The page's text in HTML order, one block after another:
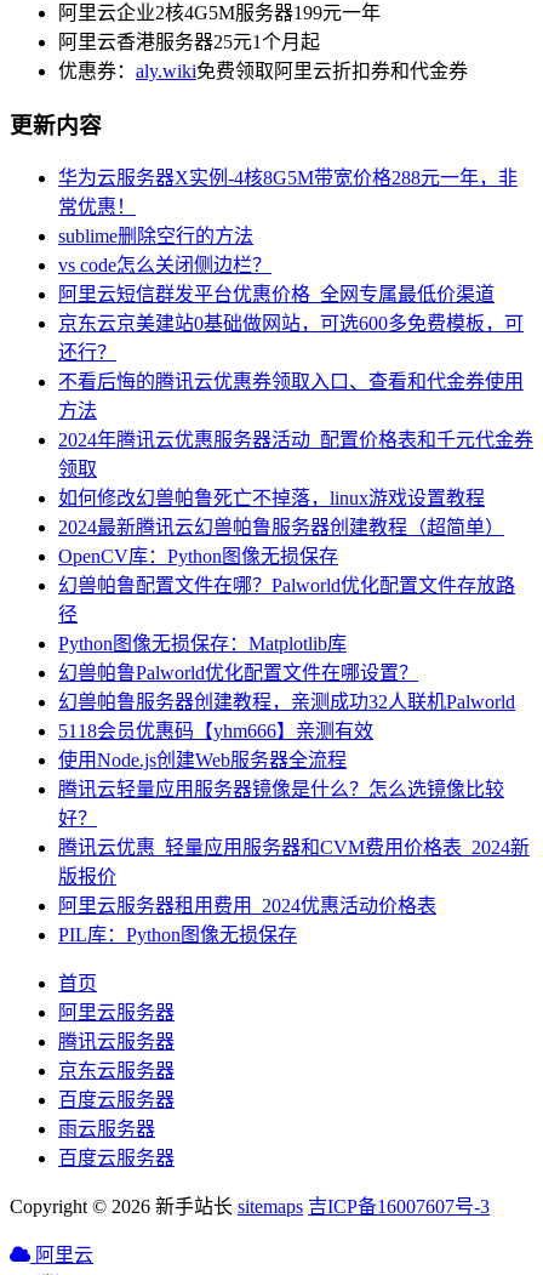
阿里云企业2核4G5M服务器199元一年
阿里云香港服务器25元1个月起
优惠券： aly.wiki免费领取阿里云折扣券和代金券
更新内容
华为云服务器X实例-4核8G5M带宽价格288元一年，非
常优惠！
sublime删除空行的方法
vs code怎么关闭侧边栏？
阿里云短信群发平台优惠价格_全网专属最低价渠道
京东云京美建站0基础做网站，可选600多免费模板，可
还行？
不看后悔的腾讯云优惠券领取入口、查看和代金券使用
方法
2024年腾讯云优惠服务器活动_配置价格表和千元代金券
领取
如何修改幻兽帕鲁死亡不掉落，linux游戏设置教程
2024最新腾讯云幻兽帕鲁服务器创建教程（超简单）
OpenCV库：Python图像无损保存
幻兽帕鲁配置文件在哪？Palworld优化配置文件存放路
径
Python图像无损保存：Matplotlib库
幻兽帕鲁Palworld优化配置文件在哪设置？
幻兽帕鲁服务器创建教程，亲测成功32人联机Palworld
5118会员优惠码【yhm666】亲测有效
使用Node.js创建Web服务器全流程
腾讯云轻量应用服务器镜像是什么？怎么选镜像比较
好？
腾讯云优惠_轻量应用服务器和CVM费用价格表_2024新
版报价
阿里云服务器租用费用_2024优惠活动价格表
PIL库：Python图像无损保存
首页
阿里云服务器
腾讯云服务器
京东云服务器
百度云服务器
雨云服务器
百度云服务器
Copyright © 2026 新手站长 sitemaps 吉ICP备16007607号-3
阿里云